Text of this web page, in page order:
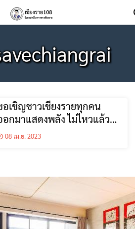
อเชิญชาวเชียงรายทุกคน
อกมาแสดงพลัง ไม่ไหวแล้ว
อกันสักทีกับฝุ่นพิษ หมอก
08 เม.ย. 2023